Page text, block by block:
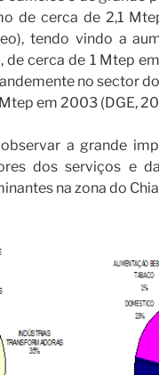
de cerca de 2,1
tendo vindo a
cerca de 1 Mtep
no sector
em 2003 (DGE,
a grande
dos serviços e
na zona do